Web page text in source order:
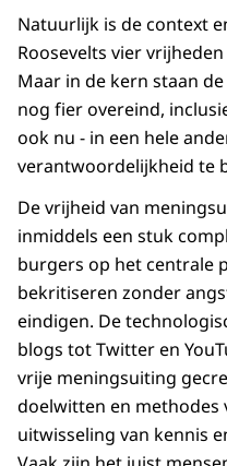
Natuurlijk is de context
Roosevelts vier
Maar in de kern staan
nog fier overeind,
ook nu - in een hele
verantwoordelijkheid te
De vrijheid van
inmiddels een stuk
burgers op het centrale
bekritiseren zonder
eindigen. De
blogs tot Twitter en
vrije meningsuiting
doelwitten en methodes
uitwisseling van kennis